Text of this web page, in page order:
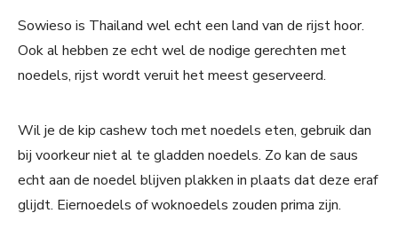
Sowieso is Thailand wel echt een land van de rijst hoor.
Ook al hebben ze echt wel de nodige gerechten met
noedels, rijst wordt veruit het meest geserveerd.
Wil je de kip cashew toch met noedels eten, gebruik dan
bij voorkeur niet al te gladden noedels. Zo kan de saus
echt aan de noedel blijven plakken in plaats dat deze eraf
glijdt. Eiernoedels of woknoedels zouden prima zijn.